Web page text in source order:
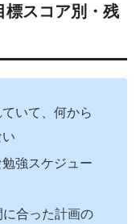
標スコア別・残
いて、何から
強スケジュー
合った計画の